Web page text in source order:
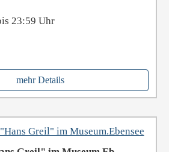
23:59 Uhr
mehr Details